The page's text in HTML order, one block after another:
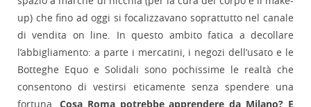
up) che fino ad oggi si focalizzavano soprattutto nel canale
di vendita on line. In questo ambito fatica a decollare
l’abbigliamento: a parte i mercatini, i negozi dell’usato e le
Botteghe Equo e Solidali sono pochissime le realtà che
consentono di vestirsi eticamente senza spendere una
fortuna. Cosa Roma potrebbe apprendere da Milano? E